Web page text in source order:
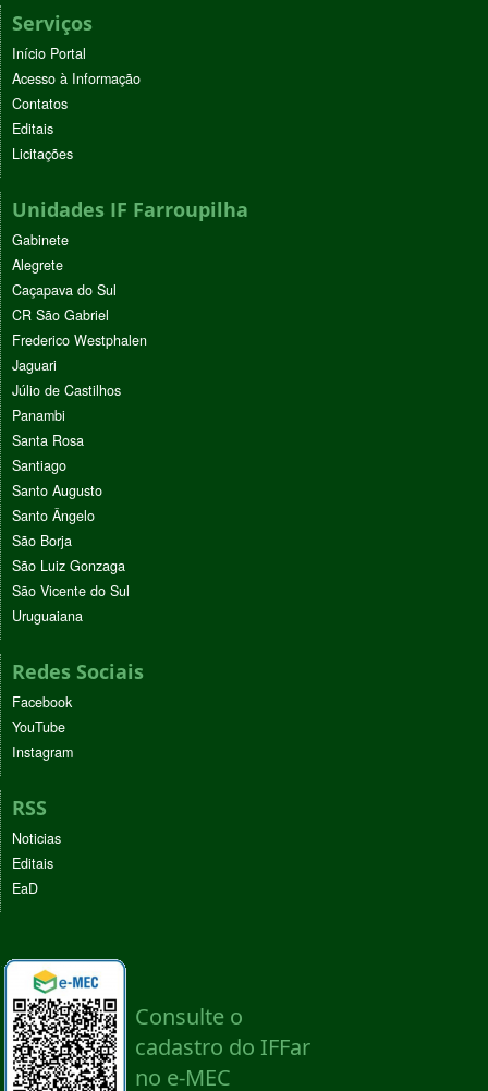
Serviços
Início Portal
Acesso à Informação
Contatos
Editais
Licitações
Unidades IF Farroupilha
Gabinete
Alegrete
Caçapava do Sul
CR São Gabriel
Frederico Westphalen
Jaguari
Júlio de Castilhos
Panambi
Santa Rosa
Santiago
Santo Augusto
Santo Ângelo
São Borja
São Luiz Gonzaga
São Vicente do Sul
Uruguaiana
Redes Sociais
Facebook
YouTube
Instagram
RSS
Noticias
Editais
EaD